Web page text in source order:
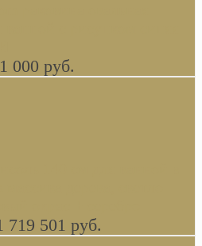
раковина овальная
ванной с рисунком синяя
000 руб.
дерева, светло
окрас + серебро
719 501 руб.